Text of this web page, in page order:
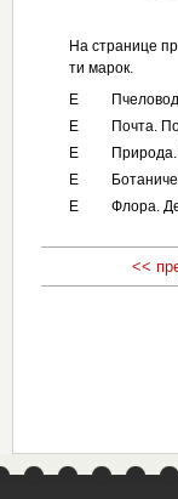
На странице
ти марок.
E
E
Почта.
E
E
E
Флора.
<<